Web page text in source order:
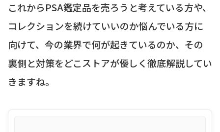
これからPSA鑑定品を売ろうと考えている方や、
コレクションを続けていいのか悩んでいる方に
向けて、今の業界で何が起きているのか、その
裏側と対策をどこストアが優しく徹底解説してい
きますね。